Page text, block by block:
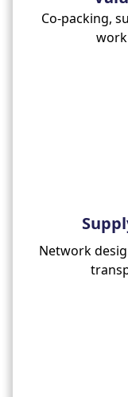
Co-packing,
Network